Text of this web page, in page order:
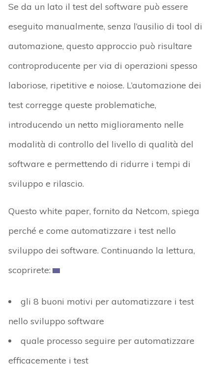
Se da un lato il test del software può essere
eseguito manualmente, senza l’ausilio di tool di
automazione, questo approccio può risultare
controproducente per via di operazioni spesso
laboriose, ripetitive e noiose. L’automazione dei
test corregge queste problematiche,
introducendo un netto miglioramento nelle
modalità di controllo del livello di qualità del
software e permettendo di ridurre i tempi di
sviluppo e rilascio.
Questo white paper, fornito da Netcom, spiega
perché e come automatizzare i test nello
sviluppo dei software. Continuando la lettura,
scoprirete:
gli 8 buoni motivi per automatizzare i test
nello sviluppo software
quale processo seguire per automatizzare
efficacemente i test